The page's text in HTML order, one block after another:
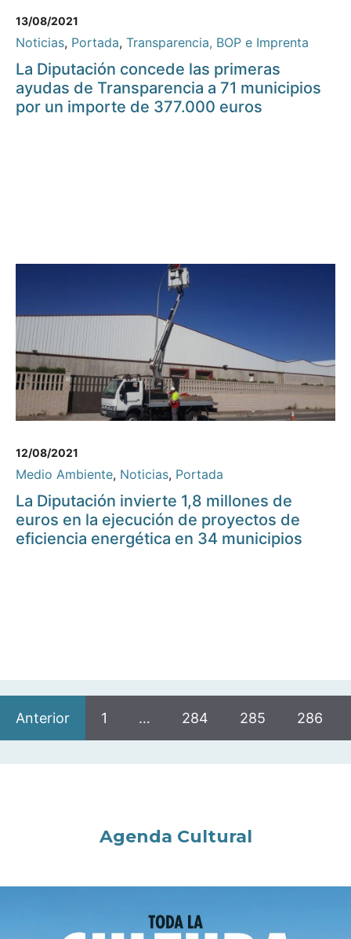
13/08/2021
Noticias, Portada, Transparencia, BOP e Imprenta
La Diputación concede las primeras
ayudas de Transparencia a 71 municipios
por un importe de 377.000 euros
12/08/2021
Medio Ambiente, Noticias, Portada
La Diputación invierte 1,8 millones de
euros en la ejecución de proyectos de
eficiencia energética en 34 municipios
Anterior 1 … 284 285 286
Agenda Cultural